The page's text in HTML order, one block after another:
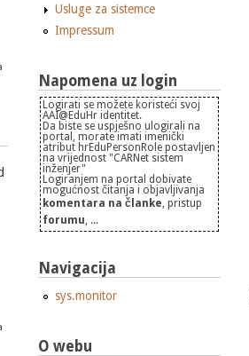
hostove
Usluge za sistemce
Impressum
Napomena uz login
Logirati se možete koristeći svoj
AAI@EduHr identitet.
Da biste se uspješno ulogirali na
portal, morate imati imenički
atribut hrEduPersonRole postavljen
na vrijednost "CARNet sistem
inženjer"
Logiranjem na portal dobivate
mogućnost čitanja i objavljivanja
komentara na članke, pristup
forumu, ...
Navigacija
sys.monitor
O webu